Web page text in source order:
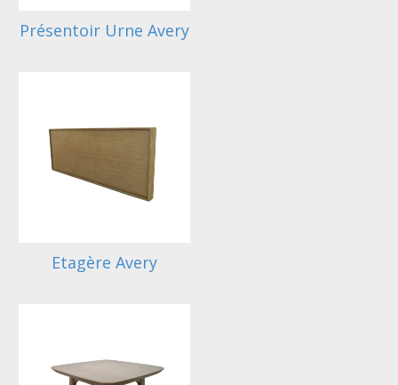
Présentoir Urne Avery
Etagère Avery